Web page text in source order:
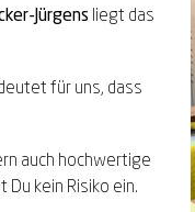
Jürgens liegt das
für uns, dass
auch hochwertige
Du kein Risiko ein.